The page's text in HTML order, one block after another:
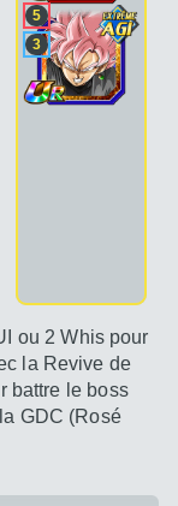
5
3
ou 2 Whis pour
la Revive de
battre le boss
GDC (Rosé